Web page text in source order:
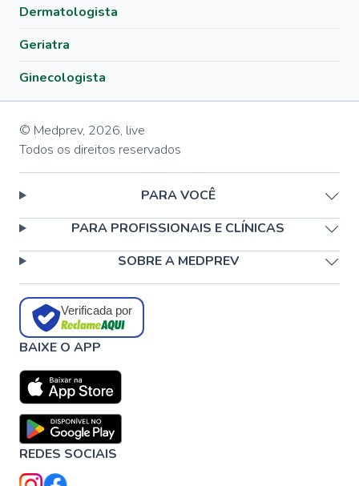
Dermatologista
Geriatra
Ginecologista
© Medprev, 2026, live
Todos os direitos reservados
PARA VOCÊ
PARA PROFISSIONAIS E CLÍNICAS
SOBRE A MEDPREV
Verificada por
BAIXE O APP
REDES SOCIAIS